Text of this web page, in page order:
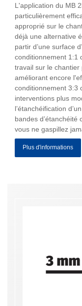
L'application du MB
particulièrement
approprié sur le
déjà une alternative
partir d’une surface
conditionnement 1:1
travail sur le
améliorant encore
conditionnement 3:3
interventions plus
l’étanchéification
bandes d’étanchéité
vous ne gaspillez
Plus d'informations